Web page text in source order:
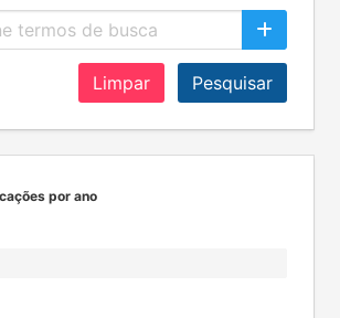
Limpar Pesquisar
por ano